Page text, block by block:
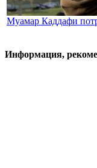
Муамар Каддафи
Информация,